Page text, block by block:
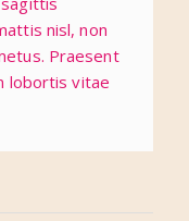
nisl, non
Praesent
lobortis vitae